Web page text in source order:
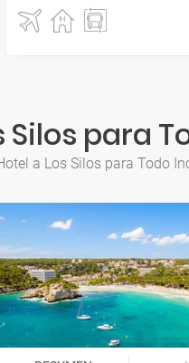
Silos para
a Los Silos para Todo